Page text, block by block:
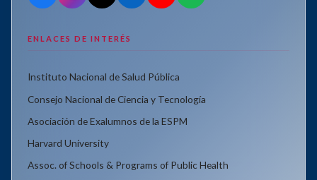
ENLACES DE INTERÉS
Instituto Nacional de Salud Pública
Consejo Nacional de Ciencia y Tecnología
Asociación de Exalumnos de la ESPM
Harvard University
Assoc. of Schools & Programs of Public Health